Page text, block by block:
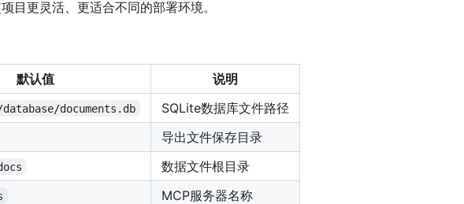
目更灵活、更适合不同的部署环境。
默认值 说明
documents.db SQLite数据库文件路径
导出文件保存目录
数据文件根目录
MCP服务器名称